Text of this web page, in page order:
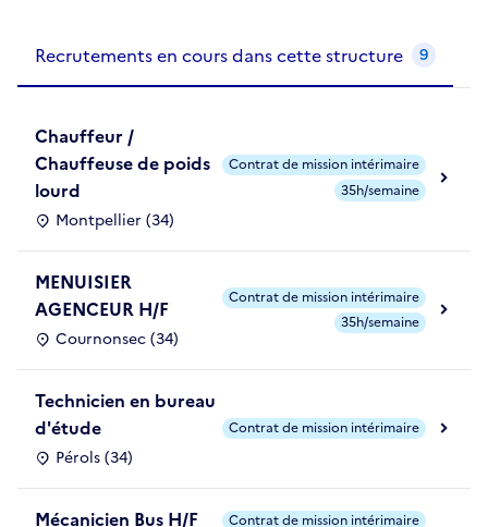
Recrutements en cours dans cette structure 9
Chauffeur /
Chauffeuse de poids
lourd
Montpellier (34)
Contrat de mission intérimaire
35h/semaine
MENUISIER
AGENCEUR H/F
Cournonsec (34)
Contrat de mission intérimaire
35h/semaine
Technicien en bureau
d'étude
Pérols (34)
Contrat de mission intérimaire
Mécanicien Bus H/F
Contrat de mission intérimaire